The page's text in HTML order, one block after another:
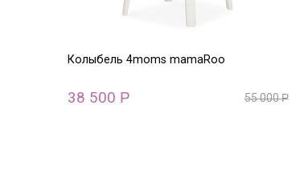
Колыбель 4moms mamaRoo
38 500 Р 55 000Р